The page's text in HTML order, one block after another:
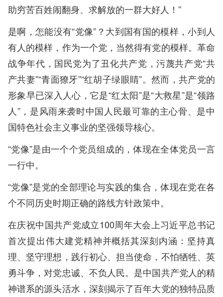
助穷苦百姓闹翻身、求解放的一群大好人！”
是啊，怎能没有“党像”？大到国有国的模样，小到人
有人的模样，作为一个党，当然得有党的模样。革命
战争年代，国民党为了丑化共产党，污蔑共产党“共
产共妻”“青面獠牙”“红胡子绿眼睛”。然而，共产党的
形象早已深入人心，它是“红太阳”是“大救星”是“领路
人”，是风雨来袭时中国人民最可靠的主心骨、是中
国特色社会主义事业的坚强领导核心。
“党像”是由一个个党员组成的，体现在全体党员一言
一行中。
“党像”是党的全部理论与实践的集合，体现在党在各
个不同历史时期正确的路线方针政策中。
在庆祝中国共产党成立100周年大会上习近平总书记
首次提出伟大建党精神并概括其深刻内涵：坚持真
理、坚守理想，践行初心、担当使命，不怕牺牲、英
勇斗争，对党忠诚、不负人民。是中国共产党人的精
神谱系的源头活水，深刻揭示了百年大党的独特品质